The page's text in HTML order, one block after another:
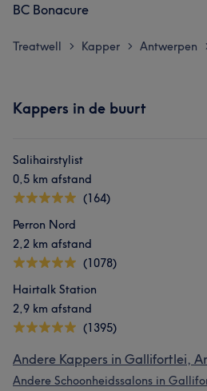
BC Bonacure
Treatwell > Kapper > Antwerpen
Kappers in de buurt
Salihairstylist
0,5 km afstand
(164)
Perron Nord
2,2 km afstand
(1078)
Hairtalk Station
2,9 km afstand
(1395)
Andere Kappers in Gallifortlei,
Andere Schoonheidssalons in